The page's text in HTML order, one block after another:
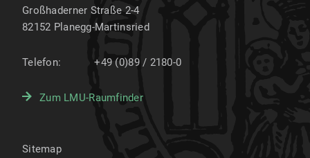
Großhaderner Straße 2-4
82152 Planegg-Martinsried
Telefon: +49 (0)89 / 2180-0
Zum LMU-Raumfinder
Sitemap